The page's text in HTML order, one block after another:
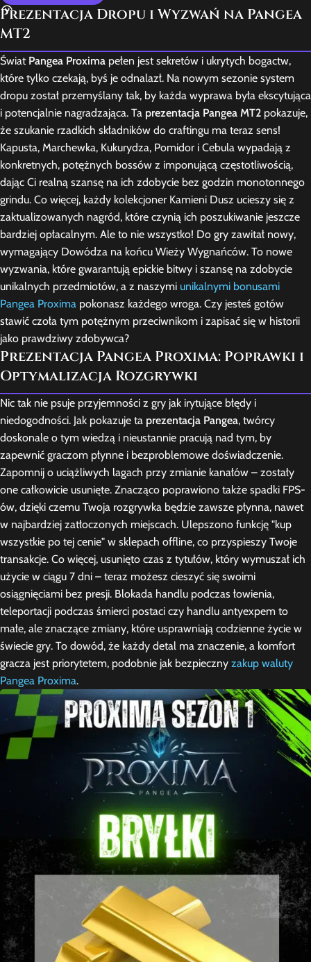
Prezentacja Dropu i Wyzwań na Pangea
MT2
Świat Pangea Proxima pełen jest sekretów i ukrytych bogactw,
które tylko czekają, byś je odnalazł. Na nowym sezonie system
dropu został przemyślany tak, by każda wyprawa była ekscytująca
i potencjalnie nagradzająca. Ta prezentacja Pangea MT2 pokazuje,
że szukanie rzadkich składników do craftingu ma teraz sens!
Kapusta, Marchewka, Kukurydza, Pomidor i Cebula wypadają z
konkretnych, potężnych bossów z imponującą częstotliwością,
dając Ci realną szansę na ich zdobycie bez godzin monotonnego
grindu. Co więcej, każdy kolekcjoner Kamieni Dusz ucieszy się z
zaktualizowanych nagród, które czynią ich poszukiwanie jeszcze
bardziej opłacalnym. Ale to nie wszystko! Do gry zawitał nowy,
wymagający Dowódza na końcu Wieży Wygnańców. To nowe
wyzwania, które gwarantują epickie bitwy i szansę na zdobycie
unikalnych przedmiotów, a z naszymi unikalnymi bonusami
Pangea Proxima pokonasz każdego wroga. Czy jesteś gotów
stawić czoła tym potężnym przeciwnikom i zapisać się w historii
jako prawdziwy zdobywca?
Prezentacja Pangea Proxima: Poprawki i
Optymalizacja Rozgrywki
Nic tak nie psuje przyjemności z gry jak irytujące błędy i
niedogodności. Jak pokazuje ta prezentacja Pangea, twórcy
doskonale o tym wiedzą i nieustannie pracują nad tym, by
zapewnić graczom płynne i bezproblemowe doświadczenie.
Zapomnij o uciążliwych lagach przy zmianie kanałów – zostały
one całkowicie usunięte. Znacząco poprawiono także spadki FPS-
ów, dzięki czemu Twoja rozgrywka będzie zawsze płynna, nawet
w najbardziej zatłoczonych miejscach. Ulepszono funkcję "kup
wszystkie po tej cenie" w sklepach offline, co przyspieszy Twoje
transakcje. Co więcej, usunięto czas z tytułów, który wymuszał ich
użycie w ciągu 7 dni – teraz możesz cieszyć się swoimi
osiągnięciami bez presji. Blokada handlu podczas łowienia,
teleportacji podczas śmierci postaci czy handlu antyexpem to
małe, ale znaczące zmiany, które usprawniają codzienne życie w
świecie gry. To dowód, że każdy detal ma znaczenie, a komfort
gracza jest priorytetem, podobnie jak bezpieczny zakup waluty
Pangea Proxima.